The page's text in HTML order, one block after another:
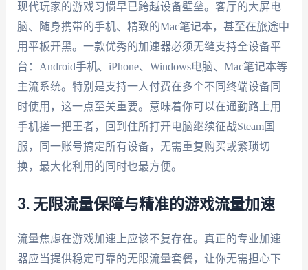
现代玩家的游戏习惯早已跨越设备壁垒。客厅的大屏电
脑、随身携带的手机、精致的Mac笔记本，甚至在旅途中
用平板开黑。一款优秀的加速器必须无缝支持全设备平
台：Android手机、iPhone、Windows电脑、Mac笔记本等
主流系统。特别是支持一人付费在多个不同终端设备同
时使用，这一点至关重要。意味着你可以在通勤路上用
手机搓一把王者，回到住所打开电脑继续征战Steam国
服，同一账号搞定所有设备，无需重复购买或繁琐切
换，最大化利用的同时也最方便。
3. 无限流量保障与精准的游戏流量加速
流量焦虑在游戏加速上应该不复存在。真正的专业加速
器应当提供稳定可靠的无限流量套餐，让你无需担心下